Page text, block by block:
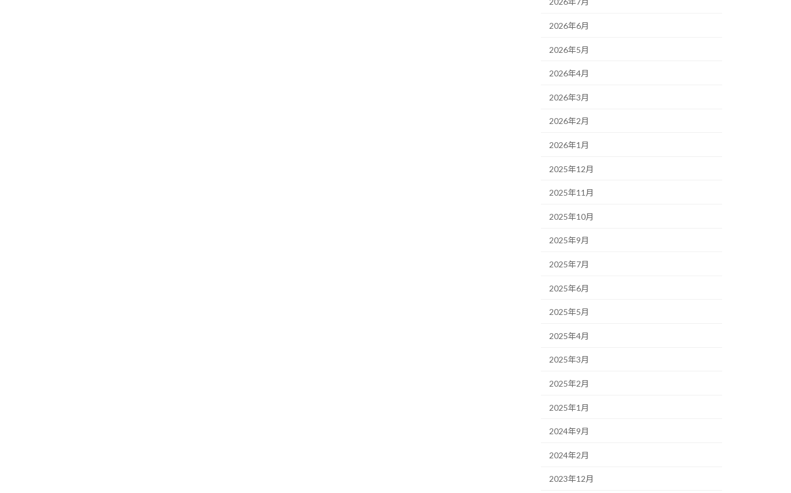
2026年6月
2026年5月
2026年4月
2026年3月
2026年2月
2026年1月
2025年12月
2025年11月
2025年10月
2025年9月
2025年7月
2025年6月
2025年5月
2025年4月
2025年3月
2025年2月
2025年1月
2024年9月
2024年2月
2023年12月